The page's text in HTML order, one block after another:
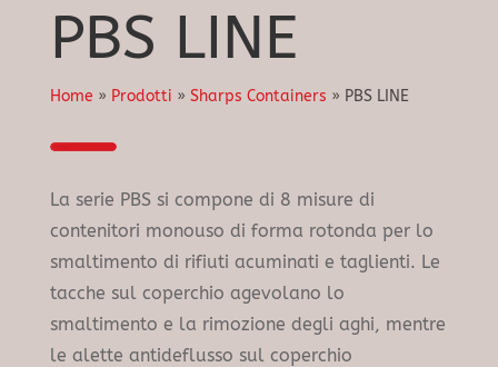
PBS LINE
Home » Prodotti » Sharps Containers » PBS LINE
La serie PBS si compone di 8 misure di
contenitori monouso di forma rotonda per lo
smaltimento di rifiuti acuminati e taglienti. Le
tacche sul coperchio agevolano lo
smaltimento e la rimozione degli aghi, mentre
le alette antideflusso sul coperchio